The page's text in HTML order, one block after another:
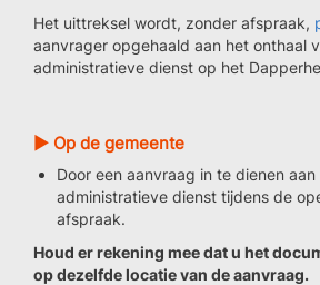
Het uittreksel wordt, zonder afspraak,
aanvrager opgehaald aan het onthaal
administratieve dienst op het
► Op de gemeente
Door een aanvraag in te dienen
administratieve dienst tijdens de
afspraak.
Houd er rekening mee dat u het
op dezelfde locatie van de aanvraag.